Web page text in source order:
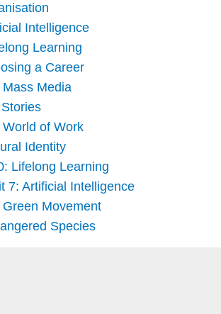
Intelligence
Learning
a Career
Media
of Work
Identity
Lifelong Learning
7: Artificial Intelligence
Movement
Species